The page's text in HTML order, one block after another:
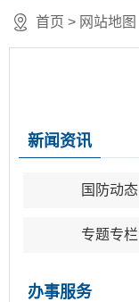
首页 > 网站地图
新闻资讯
国防动态
专题专栏
办事服务